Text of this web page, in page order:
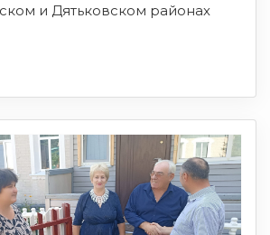
и Дятьковском районах